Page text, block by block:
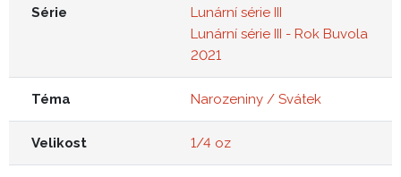
Série
Lunární série III
Lunární série III - Rok Buvola
2021
Téma Narozeniny / Svátek
Velikost 1/4 oz